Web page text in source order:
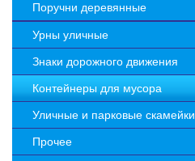
Поручни деревянные
Урны уличные
Знаки дорожного движения
Контейнеры для мусора
Уличные и парковые скамейки
Прочее